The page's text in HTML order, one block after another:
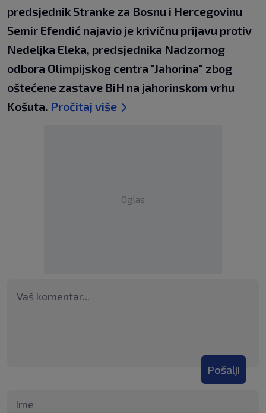
predsjednik Stranke za Bosnu i Hercegovinu
Semir Efendić najavio je krivičnu prijavu protiv
Nedeljka Eleka, predsjednika Nadzornog
odbora Olimpijskog centra "Jahorina" zbog
oštećene zastave BiH na jahorinskom vrhu
Košuta. Pročitaj više
Oglas
Pošalji